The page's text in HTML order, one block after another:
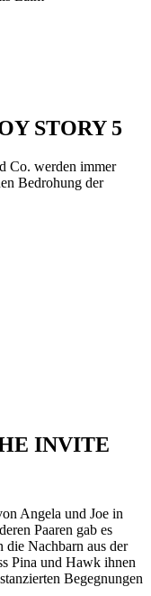
STORY 5
Co. werden immer
Bedrohung der
INVITE
Angela und Joe in
Paaren gab es
die Nachbarn aus der
Pina und Hawk ihnen
Begegnungen